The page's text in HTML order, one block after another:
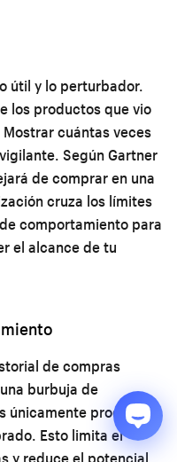
útil y lo perturbador.
los productos que vio
cuántas veces
Según Gartner
de comprar en una
cruza los límites
comportamiento para
el alcance de tu
de compras
burbuja de
productos
Esto limita el
y reduce el potencial